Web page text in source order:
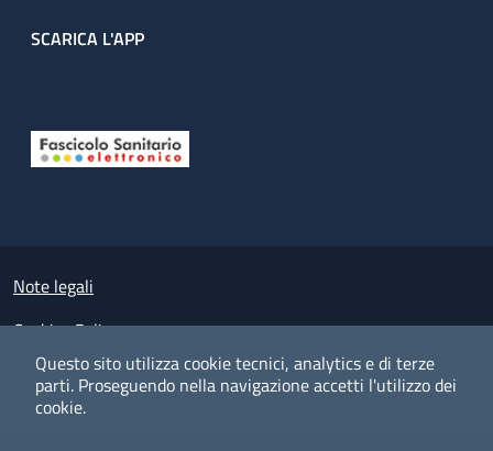
Questo sito utilizza cookie tecnici, analytics e di terze
parti. Proseguendo nella navigazione accetti l'utilizzo dei
cookie.
SCARICA L'APP
Small prints
Note legali
Cookies Policy
Policy privacy e protezione del dato personale
Albo pretorio on-line